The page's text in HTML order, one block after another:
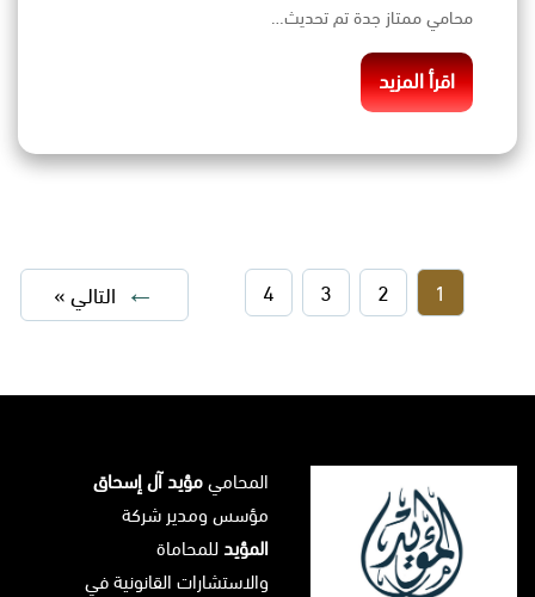
محامي ممتاز جدة تم تحديث…
اقرأ المزيد
1
2
3
4 التالي »
المحاميمؤيد آل إسحاق
مؤسس ومدير شركة
المؤيد للمحاماة
والاستشارات القانونية في